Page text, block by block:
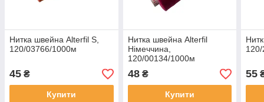
Нитка швейна Alterfil S,
120/03766/1000м
45 ₴
Купити
Нитка швейна Alterfil
Німеччина,
120/00134/1000м
48₴
Купити
55